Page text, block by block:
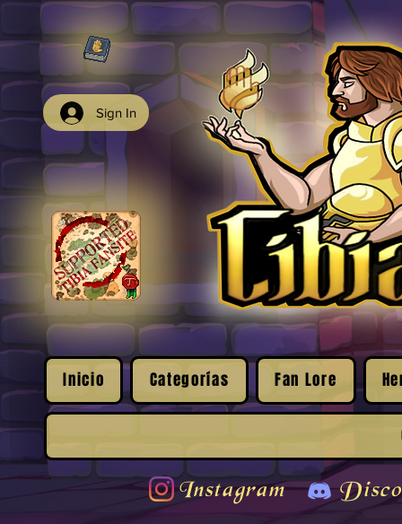
Sign In
Inicio Categorías Fan Lore
Instagram